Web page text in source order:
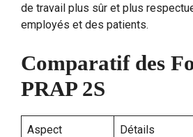
de travail plus sûr et plus
employés et des patients.
Comparatif des
PRAP 2S
Aspect Détails